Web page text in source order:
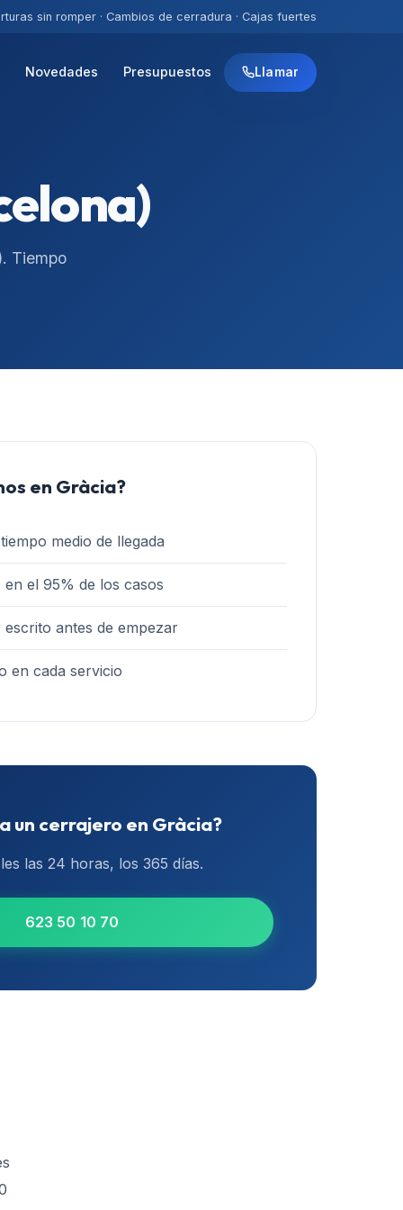
sin romper · Cambios de cerradura · Cajas fuertes
Novedades Presupuestos Llamar
Tiempo
en Gràcia?
medio de llegada
el 95% de los casos
antes de empezar
en cada servicio
un cerrajero en Gràcia?
las 24 horas, los 365 días.
623 50 10 70